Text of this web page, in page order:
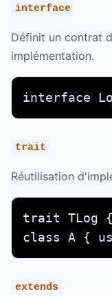
interface
Définit un contrat
implémentation.
interface
trait
Réutilisation
trait TLog
class A {
extends